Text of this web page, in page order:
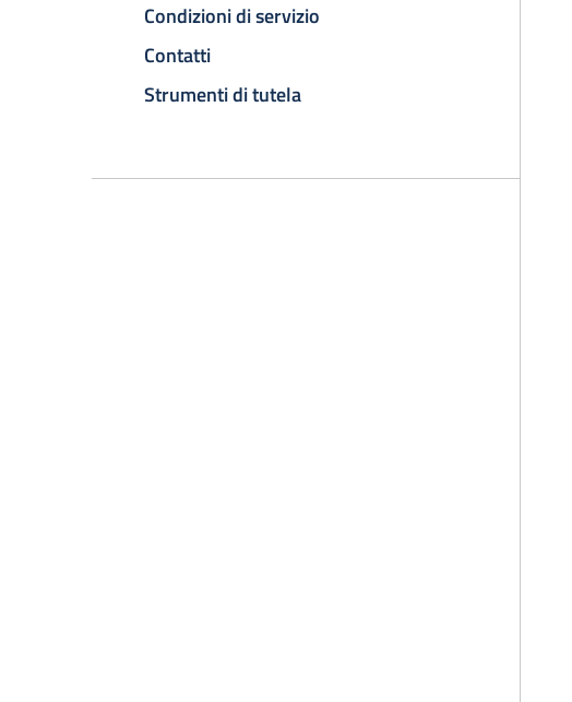
Condizioni di servizio
Contatti
Strumenti di tutela